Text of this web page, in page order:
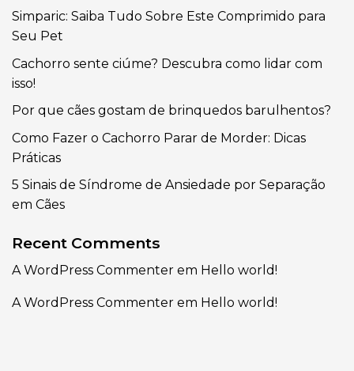
Simparic: Saiba Tudo Sobre Este Comprimido para
Seu Pet
Cachorro sente ciúme? Descubra como lidar com
isso!
Por que cães gostam de brinquedos barulhentos?
Como Fazer o Cachorro Parar de Morder: Dicas
Práticas
5 Sinais de Síndrome de Ansiedade por Separação
em Cães
Recent Comments
A WordPress Commenter em Hello world!
A WordPress Commenter em Hello world!